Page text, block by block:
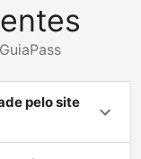
pelo site